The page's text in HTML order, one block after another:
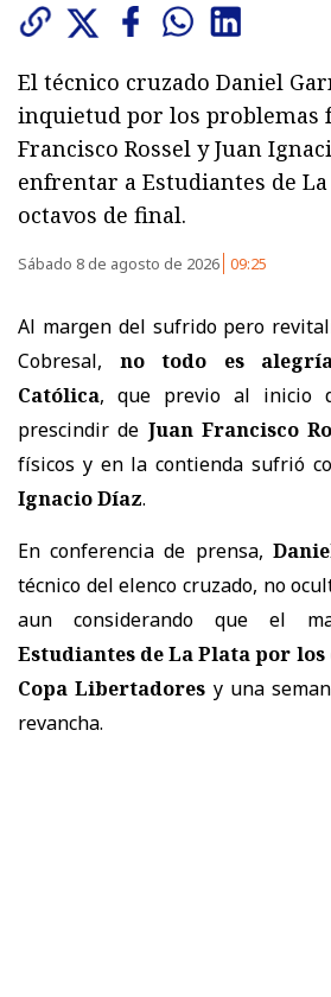
El técnico cruzado Daniel
inquietud por los problemas
Francisco Rossel y Juan
enfrentar a Estudiantes de
octavos de final.
Sábado 8 de agosto de 2026 09:25
Al margen del sufrido pero
Cobresal, no todo es
Católica, que previo al inicio
prescindir de Juan Francisco
físicos y en la contienda sufrió
Ignacio Díaz.
En conferencia de prensa,
técnico del elenco cruzado, no
aun considerando que el
Estudiantes de La Plata por
Copa Libertadores y una
revancha.